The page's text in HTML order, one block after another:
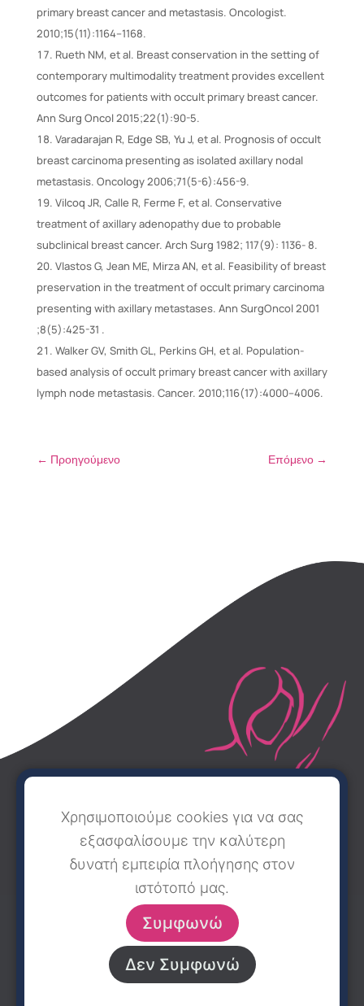
primary breast cancer and metastasis. Oncologist.
2010;15(11):1164–1168.
Rueth NM, et al. Breast conservation in the setting of
contemporary multimodality treatment provides excellent
outcomes for patients with occult primary breast cancer.
Ann Surg Oncol 2015;22(1):90-5.
Varadarajan R, Edge SB, Yu J, et al. Prognosis of occult
breast carcinoma presenting as isolated axillary nodal
metastasis. Oncology 2006;71(5-6):456-9.
Vilcoq JR, Calle R, Ferme F, et al. Conservative
treatment of axillary adenopathy due to probable
subclinical breast cancer. Arch Surg 1982; 117(9): 1136- 8.
Vlastos G, Jean ME, Mirza AN, et al. Feasibility of breast
preservation in the treatment of occult primary carcinoma
presenting with axillary metastases. Ann SurgOncol 2001
;8(5):425-31 .
Walker GV, Smith GL, Perkins GH, et al. Population-
based analysis of occult primary breast cancer with axillary
lymph node metastasis. Cancer. 2010;116(17):4000–4006.
← Προηγούμενο Επόμενο →
ΤΟ ΚΕΝΤΡΟ ΟΙ ΙΑΤΡΟΙ
© 2022 ΚΕΝΤΡΟ ΜΑΣΤΟΥ – Γ.Ν. ΕΛΕΝΑ ΒΕΝΙΖΕΛΟΥ
Χρησιμοποιούμε cookies για να σας
εξασφαλίσουμε την καλύτερη
δυνατή εμπειρία πλοήγησης στον
ιστότοπό μας.
Συμφωνώ
Δεν Συμφωνώ